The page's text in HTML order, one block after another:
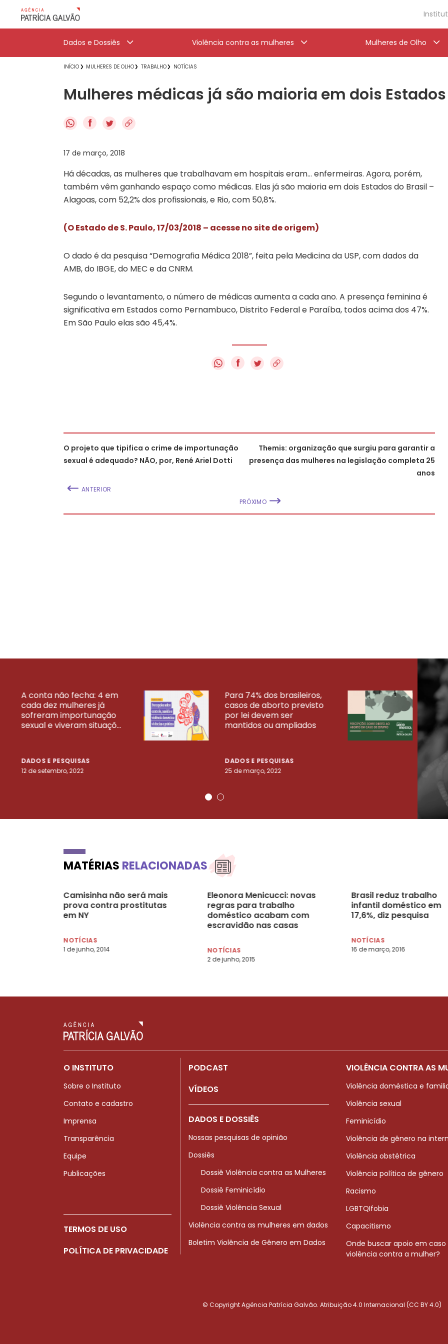
Dados e Dossiês Violência contra as mulheres Mulheres de Olho
INÍCIO MULHERES DE OLHO TRABALHO NOTÍCIAS
Mulheres médicas já são maioria em dois Estados
f
17 de março, 2018
Há décadas, as mulheres que trabalhavam em hospitais eram… enfermeiras. Agora, porém,
também vêm ganhando espaço como médicas. Elas já são maioria em dois Estados do Brasil –
Alagoas, com 52,2% dos profissionais, e Rio, com 50,8%.
(O Estado de S. Paulo, 17/03/2018 – acesse no site de origem)
O dado é da pesquisa “Demografia Médica 2018”, feita pela Medicina da USP, com dados da
AMB, do IBGE, do MEC e da CNRM.
Segundo o levantamento, o número de médicas aumenta a cada ano. A presença feminina é
significativa em Estados como Pernambuco, Distrito Federal e Paraíba, todos acima dos 47%.
Em São Paulo elas são 45,4%.
f
O projeto que tipifica o crime de importunação
sexual é adequado? NÃO, por, René Ariel Dotti
ANTERIOR
Themis: organização que surgiu para garantir a
presença das mulheres na legislação completa 25
anos
PRÓXIMO
A conta não fecha: 4 em
cada dez mulheres já
sofreram importunação
sexual e viveram situaçõ...
DADOS E PESQUISAS
12 de setembro, 2022
Para 74% dos brasileiros,
casos de aborto previsto
por lei devem ser
mantidos ou ampliados
DADOS E PESQUISAS
25 de março, 2022
23
VEJA MAIS PESQUISAS
MATÉRIAS RELACIONADAS
Camisinha não será mais
prova contra prostitutas
em NY
NOTÍCIAS
1 de junho, 2014
Eleonora Menicucci: novas
regras para trabalho
doméstico acabam com
escravidão nas casas
NOTÍCIAS
2 de junho, 2015
Brasil reduz trabalho
infantil doméstico em
17,6%, diz pesquisa
NOTÍCIAS
16 de março, 2016
O INSTITUTO
Sobre o Instituto
Contato e cadastro
Imprensa
Transparência
Equipe
Publicações
TERMOS DE USO
POLÍTICA DE PRIVACIDADE
PODCAST
VÍDEOS
DADOS E DOSSIÊS
Nossas pesquisas de opinião
Dossiês
Dossiê Violência contra as Mulheres
Dossiê Feminicídio
Dossiê Violência Sexual
Violência contra as mulheres em dados
Boletim Violência de Gênero em Dados
VIOLÊNCIA CONTRA AS
Violência doméstica e
Violência sexual
Feminicídio
Violência de gênero na
Violência obstétrica
Violência política de gênero
Racismo
LGBTQIfobia
Capacitismo
Onde buscar apoio em caso
violência contra a mulher?
© Copyright Agência Patrícia Galvão. Atribuição 4.0 Internacional (CC BY 4.0)